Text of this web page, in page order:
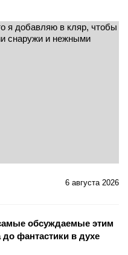
6 августа 2026
обсуждаемые этим
фантастики в духе